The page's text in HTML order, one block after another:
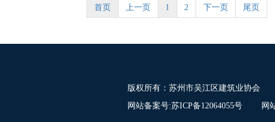
首页 上一页 1 2 下一页 尾页
版权所有：苏州市吴江区建筑业协会
网站备案号:苏ICP备12064055号网站